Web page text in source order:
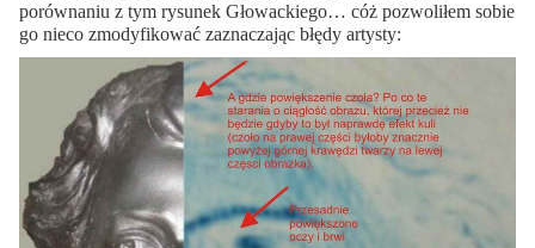
porównaniu z tym rysunek Głowackiego… cóż pozwoliłem sobie
go nieco zmodyfikować zaznaczając błędy artysty: